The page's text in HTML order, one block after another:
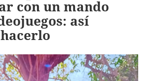
con un mando
así